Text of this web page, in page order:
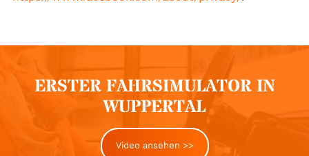
ERSTER FAHRSIMULATOR IN
WUPPERTAL
Video ansehen >>